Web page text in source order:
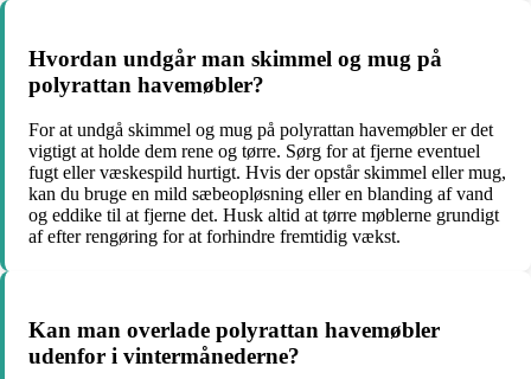
Hvordan undgår man skimmel og mug på
polyrattan havemøbler?
For at undgå skimmel og mug på polyrattan havemøbler er det
vigtigt at holde dem rene og tørre. Sørg for at fjerne eventuel
fugt eller væskespild hurtigt. Hvis der opstår skimmel eller mug,
kan du bruge en mild sæbeopløsning eller en blanding af vand
og eddike til at fjerne det. Husk altid at tørre møblerne grundigt
af efter rengøring for at forhindre fremtidig vækst.
Kan man overlade polyrattan havemøbler
udenfor i vintermånederne?